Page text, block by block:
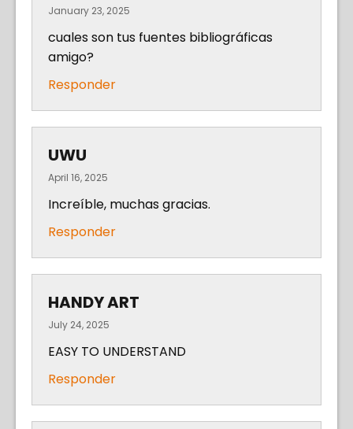
January 23, 2025
cuales son tus fuentes bibliográficas
amigo?
Responder
UWU
April 16, 2025
Increíble, muchas gracias.
Responder
HANDY ART
July 24, 2025
EASY TO UNDERSTAND
Responder